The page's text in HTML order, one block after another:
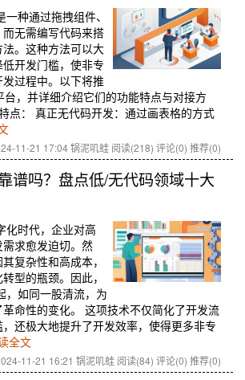
种通过拖拽组件、
无需编写代码来搭
。这种方法可以大
开发门槛，使非专
过程中。以下将推
，并详细介绍它们的功能特点与对接方
点： 真正无代码开发：通过画表格的方式
11-21 17:04 锅泥叽蛙 阅读(218) 评论(0) 推荐(0)
谱吗？盘点低/无代码领域十大
化时代，企业对高
求愈发迫切。然
复杂性和高成本，
型的瓶颈。因此，
，如同一股清流，为
命性的变化。 这项技术不仅简化了开发流
还极大地提升了开发效率，使得更多非专
全文
11-21 16:21 锅泥叽蛙 阅读(84) 评论(0) 推荐(0)